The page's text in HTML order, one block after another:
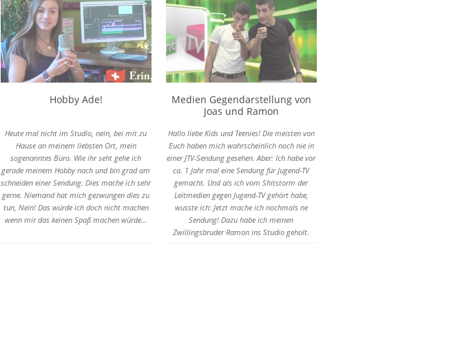
gesellschaftsfähigsten und vorbildlichsten
Menschen die ich kenne, die NUR für das Wohl
des Nächsten leben und neben all ihrem
Engagement für eine bessere Gesellschaft
auch noch wirklich Zeit für ihre Hobbys finden.
Hobby Ade!
Heute mal nicht im Studio, nein, bei mit zu
Hause an meinem liebsten Ort, mein
sogenanntes Büro. Wie ihr seht gehe ich
gerade meinem Hobby nach und bin grad am
schneiden einer Sendung. Dies mache ich sehr
gerne. Niemand hat mich gezwungen dies zu
tun, Nein! Das würde ich doch nicht machen
wenn mir das keinen Spaß machen würde…
Medien Gegendarstellung von
Joas und Ramon
Hallo liebe Kids und Teenies! Die meisten von
Euch haben mich wahrscheinlich noch nie in
einer JTV-Sendung gesehen. Aber: Ich habe vor
ca. 1 Jahr mal eine Sendung für Jugend-TV
gemacht. Und als ich vom Shitstorm der
Leitmedien gegen Jugend-TV gehört habe,
wusste ich: Jetzt mache ich nochmals ne
Sendung! Dazu habe ich meinen
Zwillingsbruder Ramon ins Studio geholt.